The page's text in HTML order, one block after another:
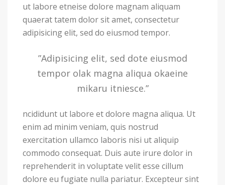
ut labore etneise dolore magnam aliquam
quaerat tatem dolor sit amet, consectetur
adipisicing elit, sed do eiusmod tempor.
”Adipisicing elit, sed dote eiusmod
tempor olak magna aliqua okaeine
mikaru itniesce.”
ncididunt ut labore et dolore magna aliqua. Ut
enim ad minim veniam, quis nostrud
exercitation ullamco laboris nisi ut aliquip
commodo consequat. Duis aute irure dolor in
reprehenderit in voluptate velit esse cillum
dolore eu fugiate nulla pariatur. Excepteur sint